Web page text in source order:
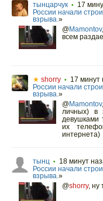
тынцарчук • 17
России начали
взрыва.»
@Mamontov,
всем
★ shorry • 17 минут
России начали
взрыва.»
@Mamontov,
личных) в
девушками
их
интернета)
тынц • 18 минут
России начали
взрыва.»
@shorry, ну